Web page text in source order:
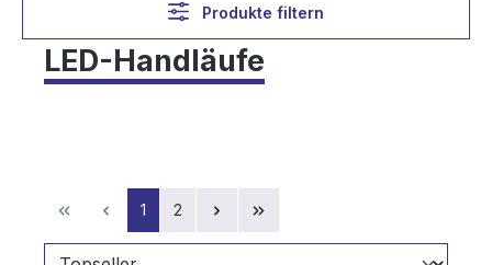
Produkte filtern
LED-Handläufe
Seite
1 Seite
2